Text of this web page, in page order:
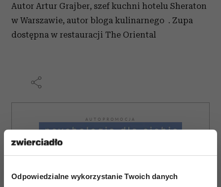
Odpowiedzialne wykorzystanie Twoich danych
Autor Artur Grajber, szef kuchni hotelu Sheraton
w Warszawie, autor bloga kulinarnego . Zupa
dostępna w restauracji The Oriental
AUTOPROMOCJA